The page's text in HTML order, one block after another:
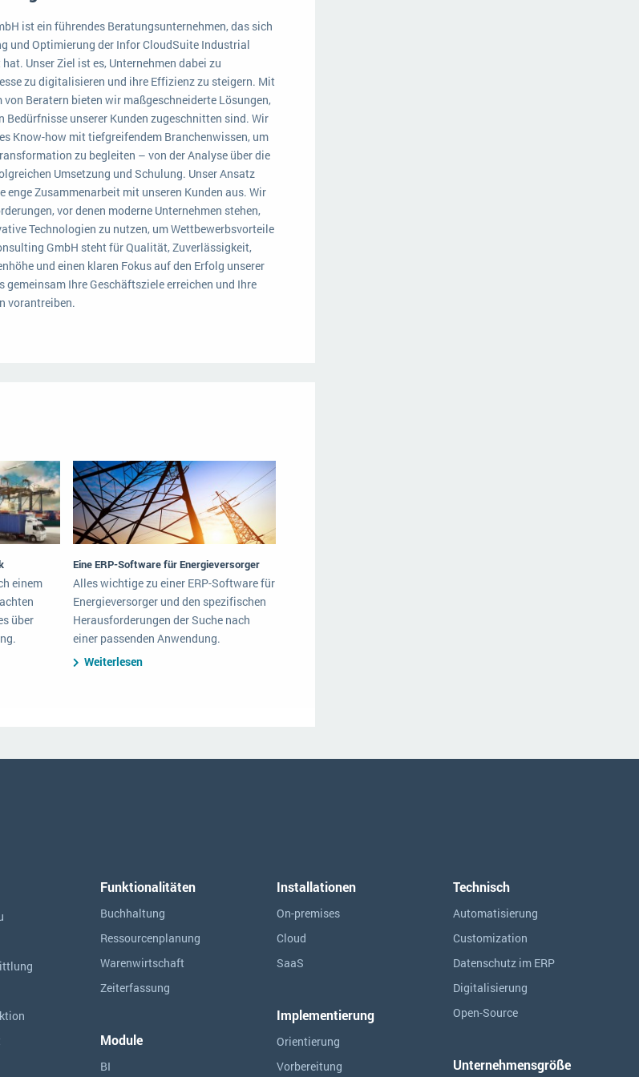
ist ein führendes Beratungsunternehmen, das sich
und Optimierung der Infor CloudSuite Industrial
Unser Ziel ist es, Unternehmen dabei zu
zu digitalisieren und ihre Effizienz zu steigern. Mit
von Beratern bieten wir maßgeschneiderte Lösungen,
Bedürfnisse unserer Kunden zugeschnitten sind. Wir
Know-how mit tiefgreifendem Branchenwissen, um
zu begleiten – von der Analyse über die
Umsetzung und Schulung. Unser Ansatz
enge Zusammenarbeit mit unseren Kunden aus. Wir
vor denen moderne Unternehmen stehen,
Technologien zu nutzen, um Wettbewerbsvorteile
GmbH steht für Qualität, Zuverlässigkeit,
und einen klaren Fokus auf den Erfolg unserer
gemeinsam Ihre Geschäftsziele erreichen und Ihre
vorantreiben.
einem
über
Eine ERP-Software für Energieversorger
Alles wichtige zu einer ERP-Software für
Energieversorger und den spezifischen
Herausforderungen der Suche nach
einer passenden Anwendung.
Weiterlesen
Funktionalitäten
Buchhaltung
Ressourcen­planung
Warenwirtschaft
Zeiterfassung
Module
BI
Installationen
On-premises
Cloud
SaaS
Implementierung
Orientierung
Vorbereitung
Technisch
Automatisierung
Customization
Datenschutz im ERP
Digitalisierung
Open-Source
Unternehmensgröße